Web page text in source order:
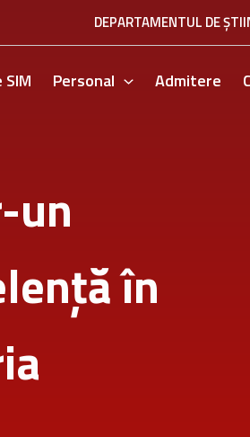
DEPARTAMENTUL DE
Personal Admitere
un
în